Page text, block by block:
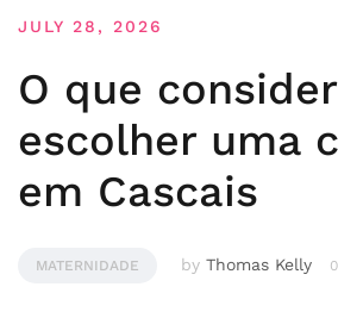
JULY 28, 2026
O que
escolher uma
em Cascais
MATERNIDADE by Thomas Kelly